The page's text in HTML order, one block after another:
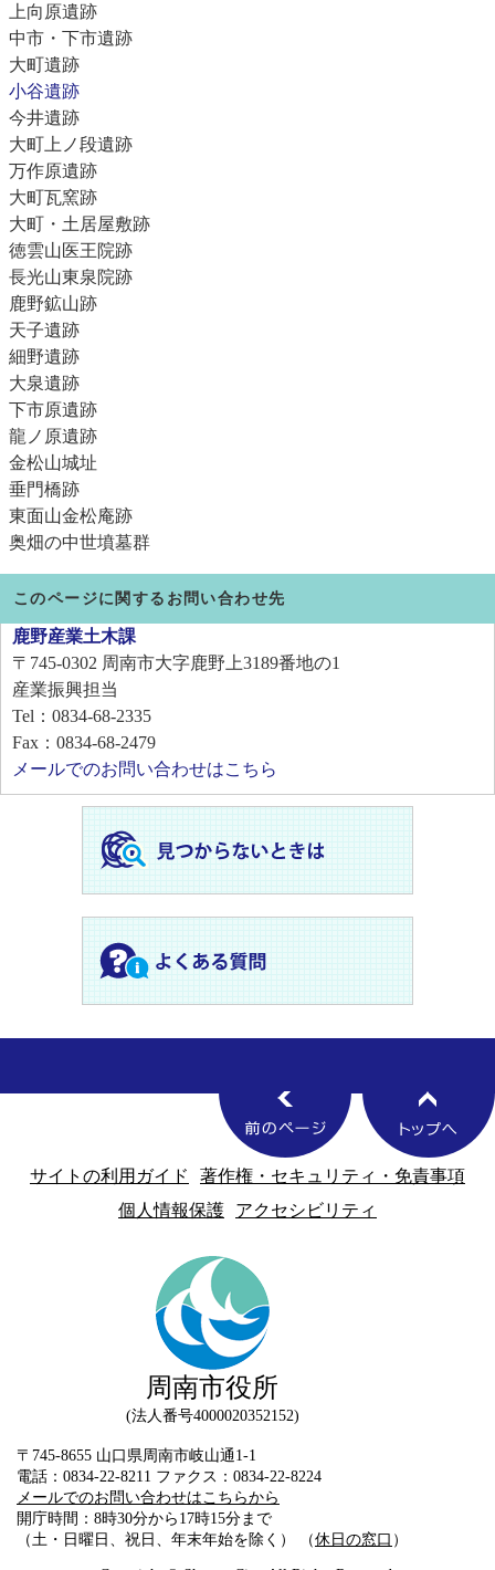
上向原遺跡
中市・下市遺跡
大町遺跡
小谷遺跡
今井遺跡
大町上ノ段遺跡
万作原遺跡
大町瓦窯跡
大町・土居屋敷跡
徳雲山医王院跡
長光山東泉院跡
鹿野鉱山跡
天子遺跡
細野遺跡
大泉遺跡
下市原遺跡
龍ノ原遺跡
金松山城址
垂門橋跡
東面山金松庵跡
奥畑の中世墳墓群
このページに関するお問い合わせ先
鹿野産業土木課
〒745-0302 周南市大字鹿野上3189番地の1
産業振興担当
Tel：0834-68-2335
Fax：0834-68-2479
メールでのお問い合わせはこちら
サイトの利用ガイド
著作権・セキュリティ・免責事項
個人情報保護
アクセシビリティ
周南市役所
法人番号4000020352152
〒745-8655 山口県周南市岐山通1-1
電話：0834-22-8211 ファクス：0834-22-8224
メールでのお問い合わせはこちらから
開庁時間：8時30分から17時15分まで
（土・日曜日、祝日、年末年始を除く） （休日の窓口 ）